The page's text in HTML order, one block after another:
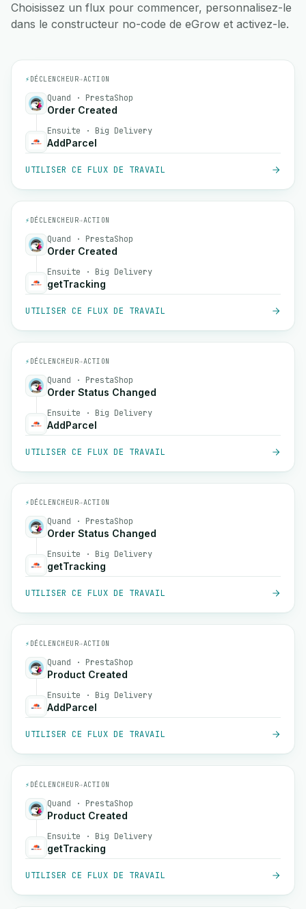
Choisissez un flux pour commencer, personnalisez-le
dans le constructeur no-code de eGrow et activez-le.
⚡ DÉCLENCHEUR→ACTION
Quand · PrestaShop
Order Created
Ensuite · Big Delivery
AddParcel
UTILISER CE FLUX DE TRAVAIL
⚡ DÉCLENCHEUR→ACTION
Quand · PrestaShop
Order Created
Ensuite · Big Delivery
getTracking
UTILISER CE FLUX DE TRAVAIL
⚡ DÉCLENCHEUR→ACTION
Quand · PrestaShop
Order Status Changed
Ensuite · Big Delivery
AddParcel
UTILISER CE FLUX DE TRAVAIL
⚡ DÉCLENCHEUR→ACTION
Quand · PrestaShop
Order Status Changed
Ensuite · Big Delivery
getTracking
UTILISER CE FLUX DE TRAVAIL
⚡ DÉCLENCHEUR→ACTION
Quand · PrestaShop
Product Created
Ensuite · Big Delivery
AddParcel
UTILISER CE FLUX DE TRAVAIL
⚡ DÉCLENCHEUR→ACTION
Quand · PrestaShop
Product Created
Ensuite · Big Delivery
getTracking
UTILISER CE FLUX DE TRAVAIL